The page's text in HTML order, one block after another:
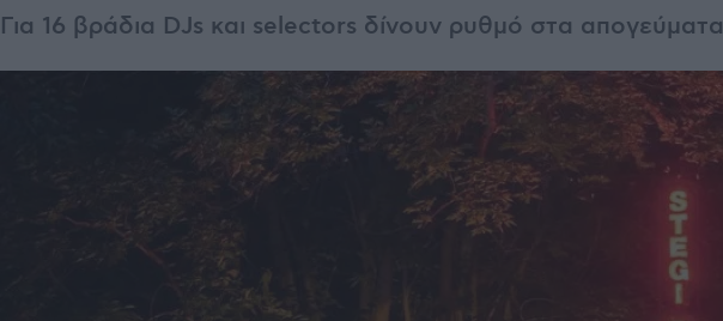
Για 16 βράδια DJs και selectors δίνουν ρυθμό στα